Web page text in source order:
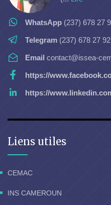
WhatsApp (237) 678 27
Telegram (237) 678 27
Email contact@issea-
https://
https://
Liens utiles
CEMAC
INS CAMEROUN